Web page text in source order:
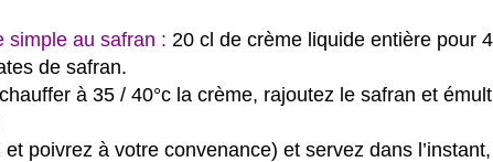
simple au safran : 20 cl de crème liquide entière pour
de safran.
à 35 / 40°c la crème, rajoutez le safran et
et poivrez à votre convenance) et servez dans